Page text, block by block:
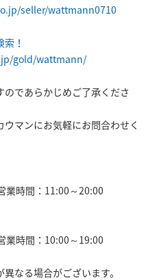
seller/wattmann0710
！
gold/wattmann/
であらかじめご了承くださ
マンにお気軽にお問合わせく
時間：11:00～20:00
時間：10:00～19:00
なる場合がございます。